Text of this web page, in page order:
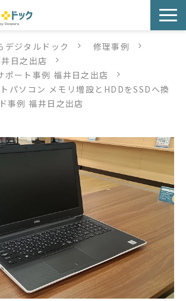
デジタルドック
修理事例
日之出店
ポート事例 福井日之出店
パソコン メモリ増設とHDDをSSDへ換
事例 福井日之出店